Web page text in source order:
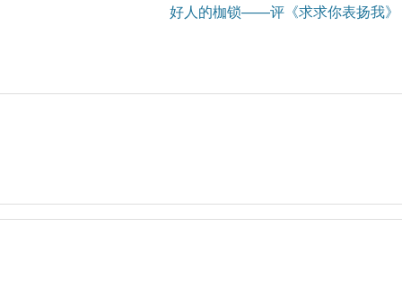
好人的枷锁——评《求求你表扬我